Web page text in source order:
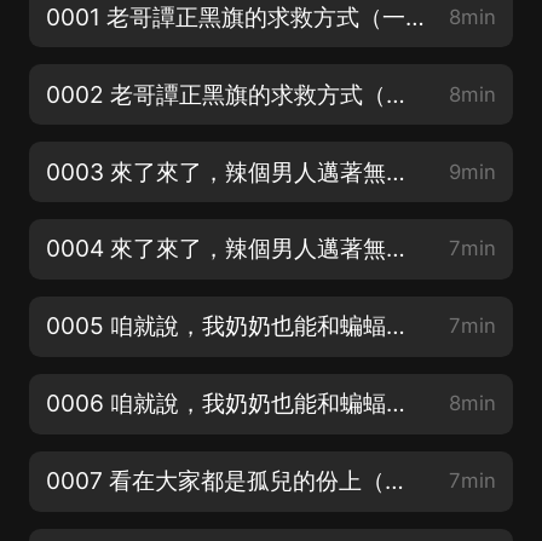
0001 老哥譚正黑旗的求救方式（一） 8min
0002 老哥譚正黑旗的求救方式（二） 8min
0003 來了來了，辣個男人邁著無敵的步伐飛來了（一） 9min
0004 來了來了，辣個男人邁著無敵的步伐飛來了（二） 7min
0005 咱就說，我奶奶也能和蝙蝠俠聯手揍翻企鵝人！ 7min
0006 咱就說，我奶奶也能和蝙蝠俠聯手揍翻企鵝人！（二） 8min
0007 看在大家都是孤兒的份上（一） 7min